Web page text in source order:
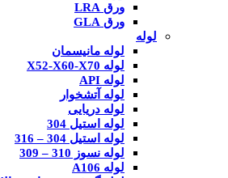
ورق LRA
ورق GLA
لوله
لوله مانیسمان
لوله X52-X60-X70
لوله API
لوله آتشخوار
لوله دریایی
لوله استیل 304
لوله استیل 304 – 316
لوله نسوز 310 – 309
لوله A106